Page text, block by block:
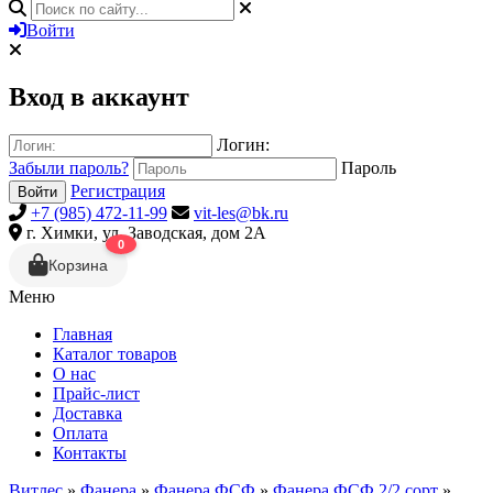
Войти
Вход в аккаунт
Логин:
Забыли пароль?
Пароль
Войти
Регистрация
+7 (985) 472-11-99
vit-les@bk.ru
г. Химки, ул. Заводская, дом 2А
Корзина
0
Меню
Главная
Каталог товаров
О нас
Прайс-лист
Доставка
Оплата
Контакты